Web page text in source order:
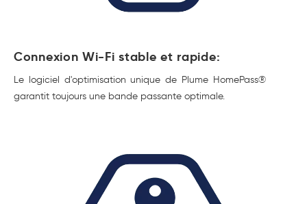
Connexion Wi-Fi stable et rapide:
Le logiciel d'optimisation unique de Plume HomePass®
garantit toujours une bande passante optimale.